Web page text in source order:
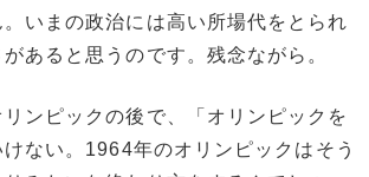
いまの政治には高い所場代をとられ
あると思うのです。残念ながら。
ンピックの後で、「オリンピックを
ない。1964年のオリンピックはそう